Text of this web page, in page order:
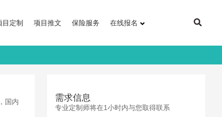
目定制 项目推文 保险服务 在线报名
国内 需求信息
专业定制师将在1小时内与您取得联系